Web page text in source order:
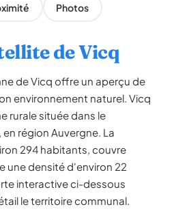
Photos
de Vicq
de Vicq offre un aperçu de
environnement naturel. Vicq
rurale située dans le
région Auvergne. La
294 habitants, couvre
une densité d'environ 22
interactive ci-dessous
le territoire communal.